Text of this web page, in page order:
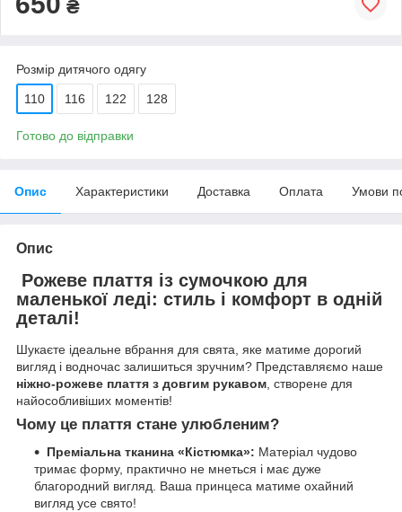
₴
Розмір дитячого одягу
110 116 122 128
Готово до відправки
Опис Характеристики Доставка Оплата Умови
Опис
Рожеве плаття із сумочкою для
маленької леді: стиль і комфорт в одній
деталі!
Шукаєте ідеальне вбрання для свята, яке матиме дорогий
вигляд і водночас залишиться зручним? Представляємо наше
ніжно-рожеве плаття з довгим рукавом, створене для
найособливіших моментів!
Чому це плаття стане улюбленим?
Преміальна тканина «Кістюмка»: Матеріал чудово
тримає форму, практично не мнеться і має дуже
благородний вигляд. Ваша принцеса матиме охайний
вигляд усе свято!